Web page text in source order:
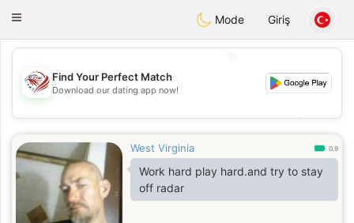
Dating
Toggle
Mode Giriş
💖
💕
Find Your Perfect Match
Download our dating app now!
West Virginia 0.9
Work hard play hard.and try to stay
off radar